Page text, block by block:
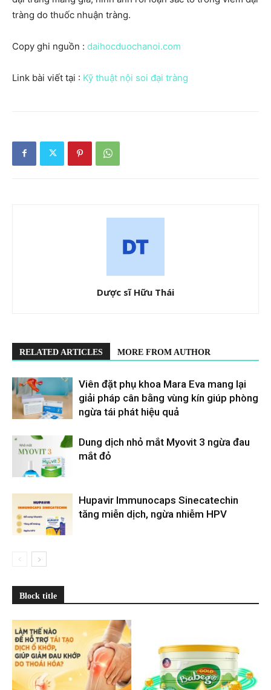
tràng do thuốc nhuận tràng.
Copy ghi nguồn : daihocduochanoi.com
Link bài viết tại : Kỹ thuật nội soi đại tràng
Dược sĩ Hữu Thái
RELATED ARTICLES MORE FROM AUTHOR
Viên đặt phụ khoa Mara Eva mang lại
giải pháp cân bằng vùng kín giúp phòng
ngừa tái phát hiệu quả
Dung dịch nhỏ mắt Myovit 3 ngừa đau
mắt đỏ
Hupavir Immunocaps Sinecatechin
tăng miễn dịch, ngừa nhiễm HPV
Block title